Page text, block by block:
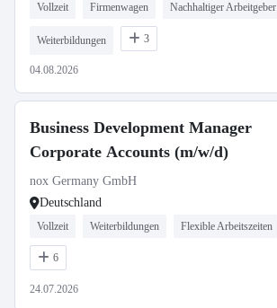
Vollzeit Firmenwagen Nachhaltiger Arbeitgeber
Weiterbildungen 3
04.08.2026
Business Development Manager
Corporate Accounts (m/w/d)
nox Germany GmbH
Deutschland
Vollzeit Weiterbildungen Flexible Arbeitszeiten
6
24.07.2026